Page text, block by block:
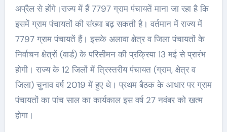
अप्रैल से होंगे।राज्य में हैं 7797 ग्राम पंचायतें माना जा रहा है कि
इसमें ग्राम पंचायतों की संख्या बढ़ सकती है। वर्तमान में राज्य में
7797 ग्राम पंचायतें हैं। इसके अलावा क्षेत्र व जिला पंचायतों के
निर्वाचन क्षेत्रों (वार्ड) के परिसीमन की प्रक्रिया 13 मई से प्रारंभ
होगी। राज्य के 12 जिलों में त्रिस्तरीय पंचायत (ग्राम, क्षेत्र व
जिला) चुनाव वर्ष 2019 में हुए थे। प्रथम बैठक के आधार पर ग्राम
पंचायतों का पांच साल का कार्यकाल इस वर्ष 27 नवंबर को खत्म
होगा।